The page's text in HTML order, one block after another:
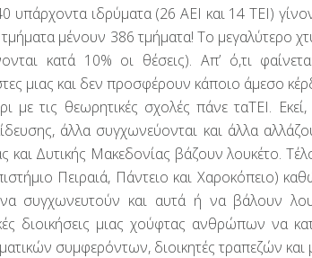
ιδρύματα (26 ΑΕΙ και 14 ΤΕΙ)
μένουν 386 τμήματα! Το μεγαλύτερο
κατά 10% οι θέσεις). Απ’ ό,τι
μιας και δεν προσφέρουν κάποιο άμεσο
με τις θεωρητικές σχολές πάνε ταΤΕΙ.
άλλα συγχωνεύονται και άλλα
και Δυτικής Μακεδονίας βάζουν λουκέτο.
Πειραιά, Πάντειο και Χαροκόπειο)
να συγχωνευτούν και αυτά ή να βάλουν
διοικήσεις μιας χούφτας ανθρώπων να
συμφερόντων, διοικητές τραπεζών και